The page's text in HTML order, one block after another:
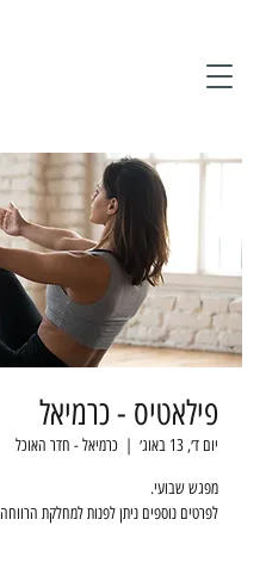
פילאטיס - כרמיאל
יום ד׳, 13 באוג׳
  |
כרמיאל - חדר האוכל
לפרטים נוספים ניתן לפנות למחלקת הרווחה